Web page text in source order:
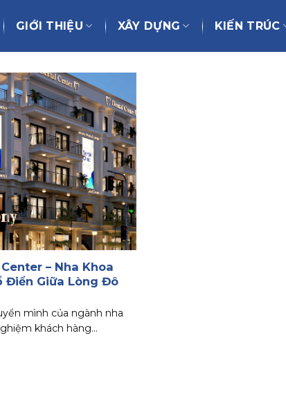
GIỚI THIỆU XÂY DỰNG KIẾN TRÚC
– Nha Khoa
Điển Giữa Lòng Đô
mình của ngành nha
khách hàng...